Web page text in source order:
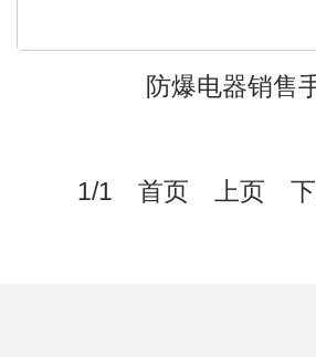
防爆电器销售
1/1 首页 上页